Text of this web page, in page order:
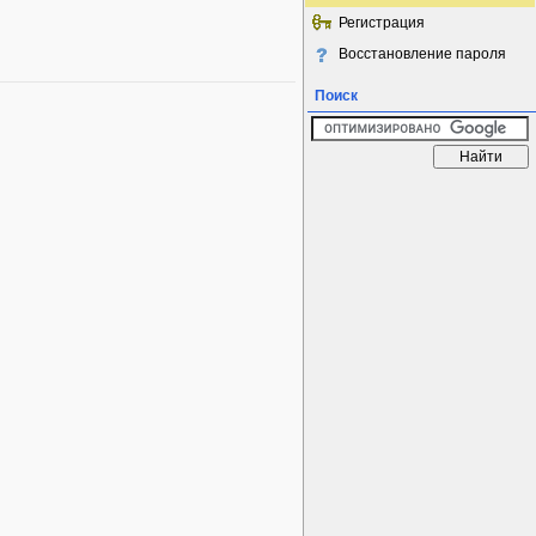
Регистрация
Восстановление пароля
Поиск